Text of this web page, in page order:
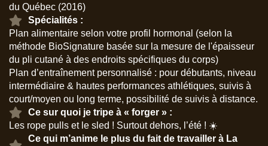
du Québec (2016)
Spécialités :
Plan alimentaire selon votre profil hormonal (selon la
méthode BioSignature basée sur la mesure de l'épaisseur
du pli cutané à des endroits spécifiques du corps)
Plan d’entraînement personnalisé : pour débutants, niveau
intermédiaire & hautes performances athlétiques, suivis à
court/moyen ou long terme, possibilité de suivis à distance.
Ce sur quoi je tripe à « forger » :
Les rope pulls et le sled ! Surtout dehors, l’été ! ☀️
Ce qui m’anime le plus du fait de travailler à La